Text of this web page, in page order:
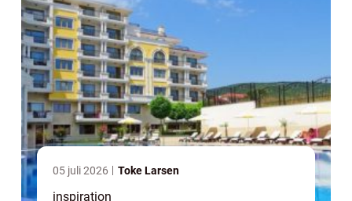
05 juli 2026 Toke Larsen
inspiration